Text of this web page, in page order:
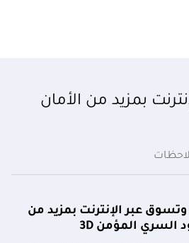
بمزيد من الأمان
عبر الإنترنت بمزيد من
السري المؤمن 3D